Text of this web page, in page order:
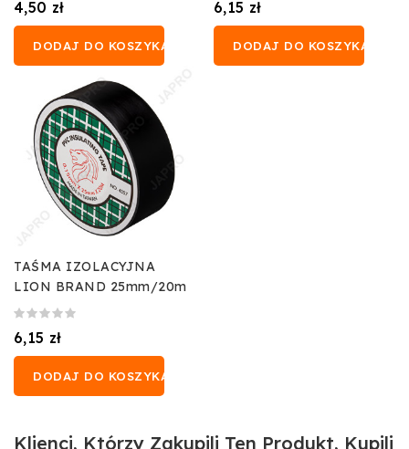
4,50 zł
DODAJ DO KOSZYKA
6,15 zł
DODAJ DO KOSZYKA
TAŚMA IZOLACYJNA
LION BRAND 25mm/20m
6,15 zł
DODAJ DO KOSZYKA
Klienci, Którzy Zakupili Ten Produkt, Kupili